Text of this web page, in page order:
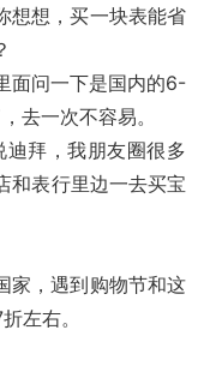
想想，买一块表能省
面问一下是国内的6-
去一次不容易。
迪拜，我朋友圈很多
和表行里边一去买宝
家，遇到购物节和这
左右。